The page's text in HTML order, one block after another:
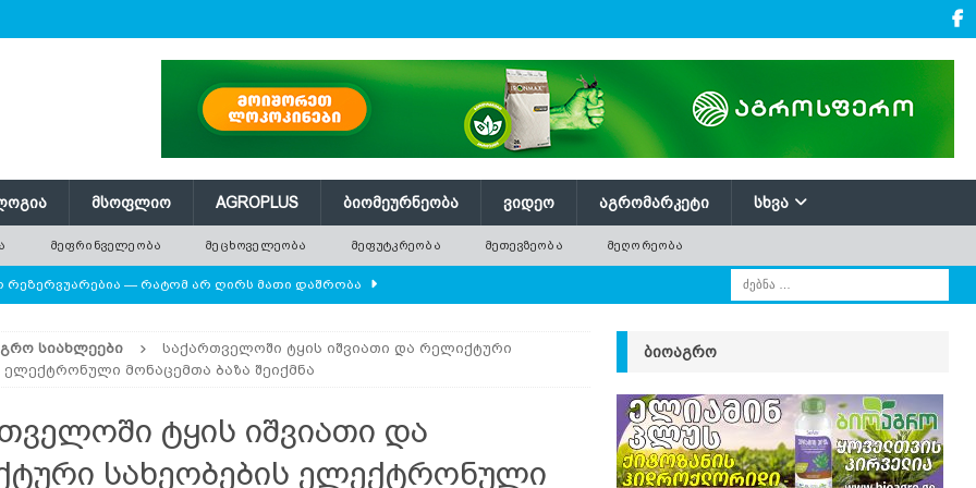
ᲛᲡᲝᲤᲚᲘᲝ AGROPLUS ᲑᲘᲝᲛᲔᲣᲠᲜᲔᲝᲑᲐ ᲕᲘᲓᲔᲝ ᲐᲒᲠᲝᲛᲐᲠᲙᲔᲢᲘ ᲡᲮᲕᲐ
ᲛᲔᲤᲠᲘᲜᲕᲔᲚᲔᲝᲑᲐ ᲛᲔᲪᲮᲝᲕᲔᲚᲔᲝᲑᲐ ᲛᲔᲤᲣᲢᲙᲠᲔᲝᲑᲐ ᲛᲔᲗᲔᲕᲖᲔᲝᲑᲐ ᲛᲔᲦᲝᲠᲔᲝᲑᲐ
რეზერვუარებია — რატომ არ ღირს მათი დაშრობა
წონას უტოლდებოდა AGROPLUS
მოშენების დროს
ეკოსისტემის საფუძველია — რატომ ქრება ველური
ᲡᲘᲐᲮᲚᲔᲔᲑᲘ
საქართველოში ტყის იშვიათი და რელიქტური
ელექტრონული მონაცემთა ბაზა შეიქმნა
ტყის იშვიათი და
სახეობების ელექტრონული
ᲑᲘᲝᲐᲒᲠᲝ